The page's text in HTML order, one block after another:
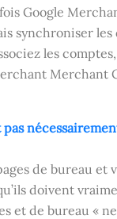
Google
synchroniser les
les
Merchant
de bureau et
doivent
et de bureau «